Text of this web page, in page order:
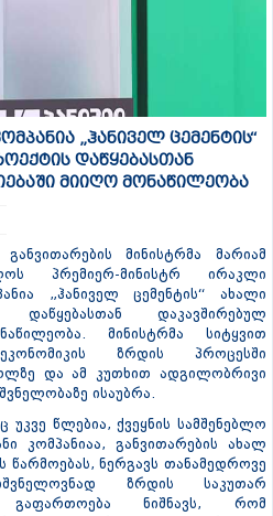
„ჰანიველ ცემენტის“
დაწყებასთან
მიიღო მონაწილეობა
მინისტრმა მარიამ
პრემიერ-მინისტრ ირაკლი
„ჰანიველ ცემენტის“ ახალი
დაწყებასთან დაკავშირებულ
მინისტრმა სიტყვით
ზრდის პროცესში
და ამ კუთხით ადგილობრივი
ისაუბრა.
უკვე წლებია, ქვეყნის სამშენებლო
კომპანიაა, განვითარების ახალ
წარმოებას, ნერგავს თანამედროვე
ზრდის საკუთარ
გაფართოება ნიშნავს, რომ